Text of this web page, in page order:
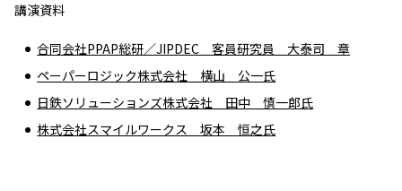
講演資料
合同会社PPAP総研／JIPDEC 客員研究員 大泰司 章
ペーパーロジック株式会社 横山 公一氏
日鉄ソリューションズ株式会社 田中 慎一郎氏
株式会社スマイルワークス 坂本 恒之氏